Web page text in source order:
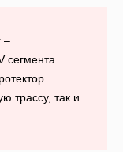
–
сегмента.
трассу, так и